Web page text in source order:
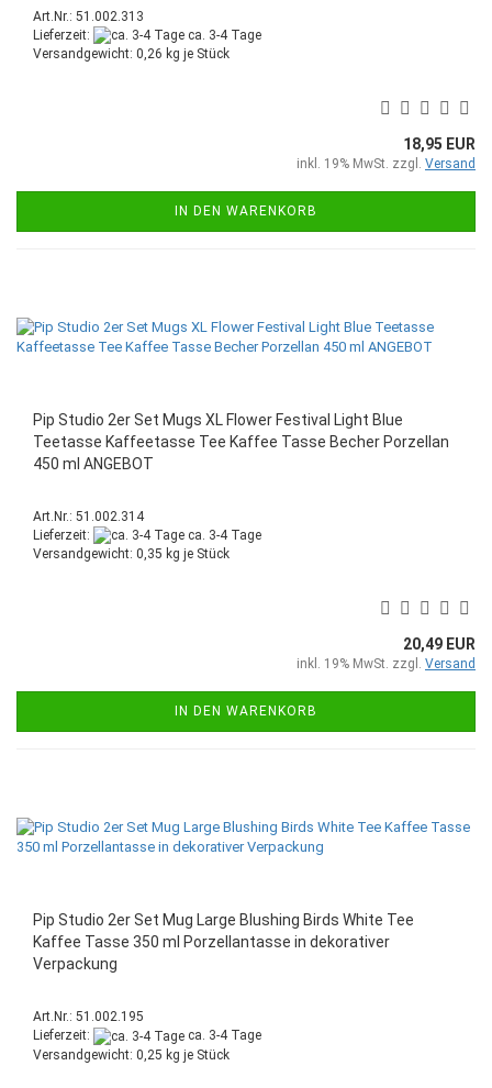
Art.Nr.: 51.002.313
Lieferzeit:
ca. 3-4 Tage
Versandgewicht: 0,26 kg je Stück
18,95 EUR
inkl. 19% MwSt. zzgl. Versand
IN DEN WARENKORB
Pip Studio 2er Set Mugs XL Flower Festival Light Blue
Teetasse Kaffeetasse Tee Kaffee Tasse Becher Porzellan
450 ml ANGEBOT
Art.Nr.: 51.002.314
Lieferzeit:
ca. 3-4 Tage
Versandgewicht: 0,35 kg je Stück
20,49 EUR
inkl. 19% MwSt. zzgl. Versand
IN DEN WARENKORB
Pip Studio 2er Set Mug Large Blushing Birds White Tee
Kaffee Tasse 350 ml Porzellantasse in dekorativer
Verpackung
Art.Nr.: 51.002.195
Lieferzeit:
ca. 3-4 Tage
Versandgewicht: 0,25 kg je Stück